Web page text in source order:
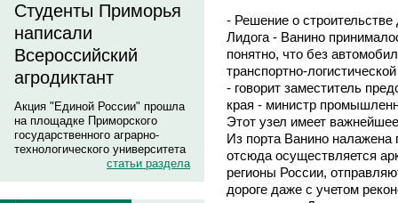
Студенты Приморья
написали
Всероссийский
агродиктант
Акция "Единой России" прошла
на площадке Приморского
государственного аграрно-
технологического университета
статьи раздела
- Решение о
Лидога - Ванино
понятно, что без
транспортно-
- говорит заместитель
края - министр
Этот узел имеет
Из порта Ванино налажена
отсюда осуществляется
регионы России,
дороге даже с учетом